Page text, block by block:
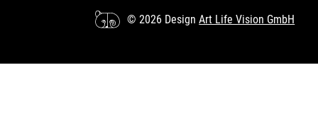
© 2026 DesignArt Life Vision GmbH